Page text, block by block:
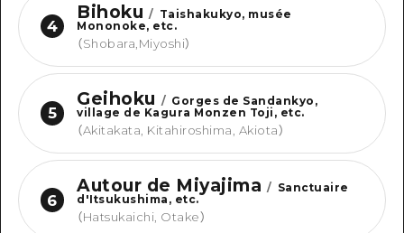
4
Bihoku / Taishakukyo, musée
Mononoke, etc.
（Shobara,Miyoshi）
5
Geihoku / Gorges de Sandankyo,
village de Kagura Monzen Toji, etc.
（Akitakata, Kitahiroshima, Akiota）
6
Autour de Miyajima / Sanctuaire
d'Itsukushima, etc.
（Hatsukaichi, Otake）